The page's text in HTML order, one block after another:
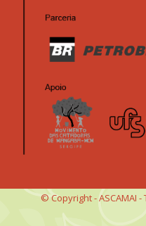
© Copyright - ASCAMAI